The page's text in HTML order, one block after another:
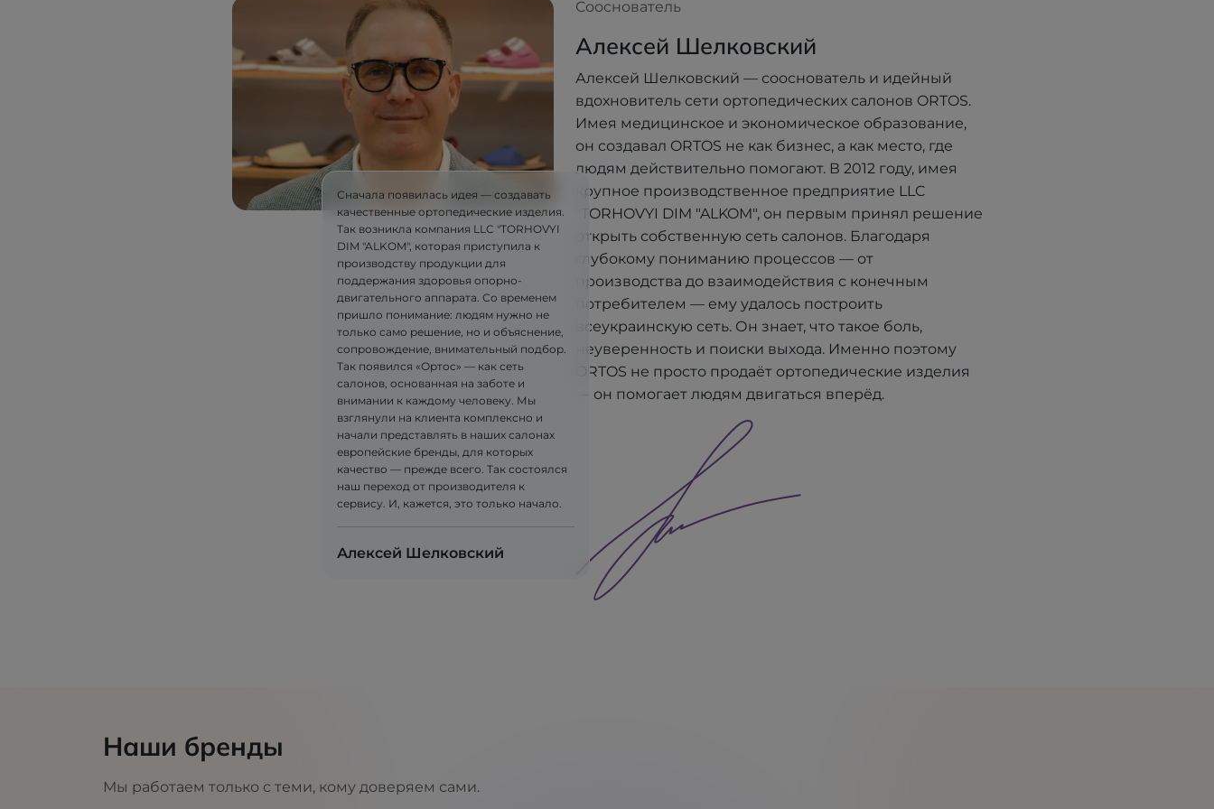
Сначала появилась идея — создавать
качественные ортопедические изделия.
Так возникла компания LLC "TORHOVYI
DIM "ALKOM", которая приступила к
производству продукции для
поддержания здоровья опорно-
двигательного аппарата. Со временем
пришло понимание: людям нужно не
только само решение, но и объяснение,
сопровождение, внимательный подбор.
Так появился «Ортос» — как сеть
салонов, основанная на заботе и
внимании к каждому человеку. Мы
взглянули на клиента комплексно и
начали представлять в наших салонах
европейские бренды, для которых
качество — прежде всего. Так состоялся
наш переход от производителя к
сервису. И, кажется, это только начало.
Алексей Шелковский
Сооснователь
Алексей Шелковский
Алексей Шелковский — сооснователь и идейный
вдохновитель сети ортопедических салонов ORTOS.
Имея медицинское и экономическое образование,
он создавал ORTOS не как бизнес, а как место, где
людям действительно помогают. В 2012 году, имея
крупное производственное предприятие LLC
"TORHOVYI DIM "ALKOM", он первым принял решение
открыть собственную сеть салонов. Благодаря
глубокому пониманию процессов — от
производства до взаимодействия с конечным
потребителем — ему удалось построить
всеукраинскую сеть. Он знает, что такое боль,
неуверенность и поиски выхода. Именно поэтому
ORTOS не просто продаёт ортопедические изделия
— он помогает людям двигаться вперёд.
Наши бренды
Мы работаем только с теми, кому доверяем сами.